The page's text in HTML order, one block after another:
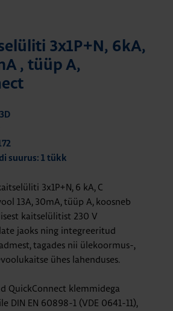
3x1P+N, 6kA,
, tüüp A,
suurus: 1 tükk
3x1P+N, 6 kA, C
13A, 30mA, tüüp A, koosneb
kaitselülitist 230 V
jaoks ning integreeritud
tagades nii ülekoormus-,
ühes lahenduses.
QuickConnect klemmidega
DIN EN 60898-1 (VDE 0641-11),